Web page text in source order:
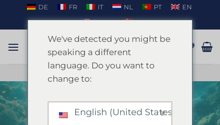
contenuti
DE FR IT NL PT
EN
EN_US
DA
PARLARE SU WHATSAPP
Kayak e Snorkeling Ibiza
We've detected you might be
speaking a different
language. Do you want to
change to:
English (United States)